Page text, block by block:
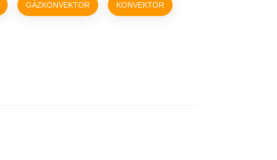
GÁZKONVEKTOR KONVEKTOR